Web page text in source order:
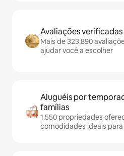
Avaliações
Mais de 323.890
ajudar você a escolher
Aluguéis por
famílias
1.550 propriedades
comodidades ideais